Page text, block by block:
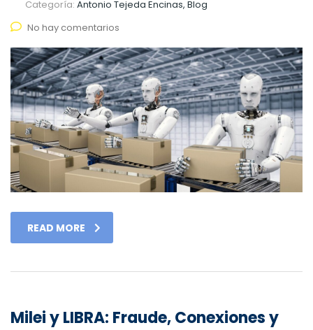
Categoría: Antonio Tejeda Encinas, Blog
No hay comentarios
READ MORE
Milei y LIBRA: Fraude, Conexiones y